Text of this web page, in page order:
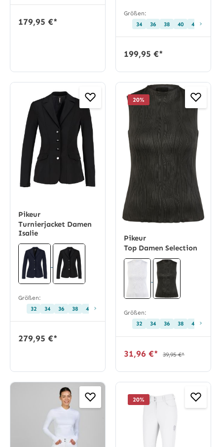
179,95 €*
Größen:
34
36 38 40 42 ›
199,95 €*
Pikeur
Turnierjacket Damen
Isalie
Größen:
32
34 36 38 40 46
›
279,95 €*
20%
Pikeur
Top Damen Selection
Größen:
32
34 36 38 40 ›
31,96 €* 39,95 €*
20%